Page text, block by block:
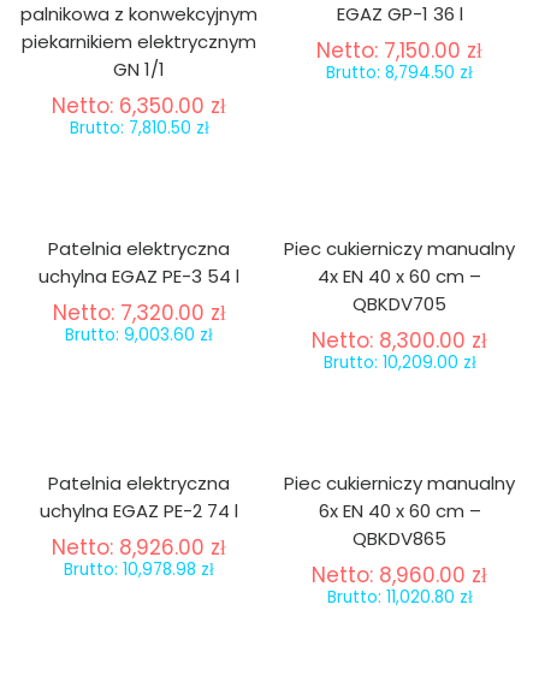
palnikowa z konwekcyjnym
piekarnikiem elektrycznym
GN 1/1
Netto: 6,350.00 zł
Brutto: 7,810.50 zł
EGAZ GP-1 36 l
Netto: 7,150.00 zł
Brutto:8,794.50 zł
Patelnia elektryczna
uchylna EGAZ PE-3 54 l
Netto: 7,320.00 zł
Brutto:9,003.60 zł
Piec cukierniczy manualny
4x EN 40 x 60 cm –
QBKDV705
Netto: 8,300.00 zł
Brutto: 10,209.00 zł
Patelnia elektryczna
uchylna EGAZ PE-2 74 l
Netto: 8,926.00 zł
Brutto:10,978.98 zł
Piec cukierniczy manualny
6x EN 40 x 60 cm –
QBKDV865
Netto: 8,960.00 zł
Brutto: 11,020.80 zł